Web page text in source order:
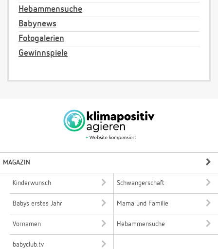
Hebammensuche
Babynews
Fotogalerien
Gewinnspiele
MAGAZIN
Kinderwunsch Schwangerschaft
Babys erstes Jahr Mama und Familie
Vornamen Hebammensuche
babyclub.tv